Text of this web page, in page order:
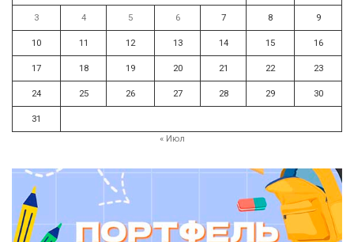
3 4 5 6 7 8 9
10 11 12 13 14 15 16
17 18 19 20 21 22 23
24 25 26 27 28 29 30
31
« Июл